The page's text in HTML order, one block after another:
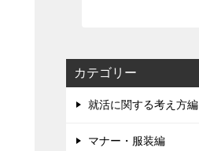
カテゴリー
就活に関する考え方編
マナー・服装編